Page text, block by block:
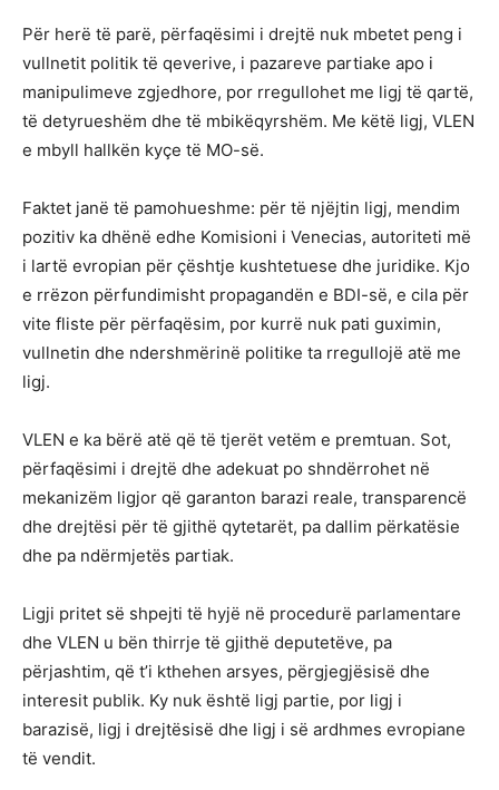
Për herë të parë, përfaqësimi i drejtë nuk mbetet peng i
vullnetit politik të qeverive, i pazareve partiake apo i
manipulimeve zgjedhore, por rregullohet me ligj të qartë,
të detyrueshëm dhe të mbikëqyrshëm. Me këtë ligj, VLEN
e mbyll hallkën kyçe të MO-së.
Faktet janë të pamohueshme: për të njëjtin ligj, mendim
pozitiv ka dhënë edhe Komisioni i Venecias, autoriteti më
i lartë evropian për çështje kushtetuese dhe juridike. Kjo
e rrëzon përfundimisht propagandën e BDI-së, e cila për
vite fliste për përfaqësim, por kurrë nuk pati guximin,
vullnetin dhe ndershmërinë politike ta rregullojë atë me
ligj.
VLEN e ka bërë atë që të tjerët vetëm e premtuan. Sot,
përfaqësimi i drejtë dhe adekuat po shndërrohet në
mekanizëm ligjor që garanton barazi reale, transparencë
dhe drejtësi për të gjithë qytetarët, pa dallim përkatësie
dhe pa ndërmjetës partiak.
Ligji pritet së shpejti të hyjë në procedurë parlamentare
dhe VLEN u bën thirrje të gjithë deputetëve, pa
përjashtim, që t’i kthehen arsyes, përgjegjësisë dhe
interesit publik. Ky nuk është ligj partie, por ligj i
barazisë, ligj i drejtësisë dhe ligj i së ardhmes evropiane
të vendit.